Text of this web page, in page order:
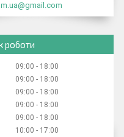
роботи
09:00
18:00
09:00
18:00
09:00
18:00
09:00
18:00
09:00
18:00
10:00
17:00